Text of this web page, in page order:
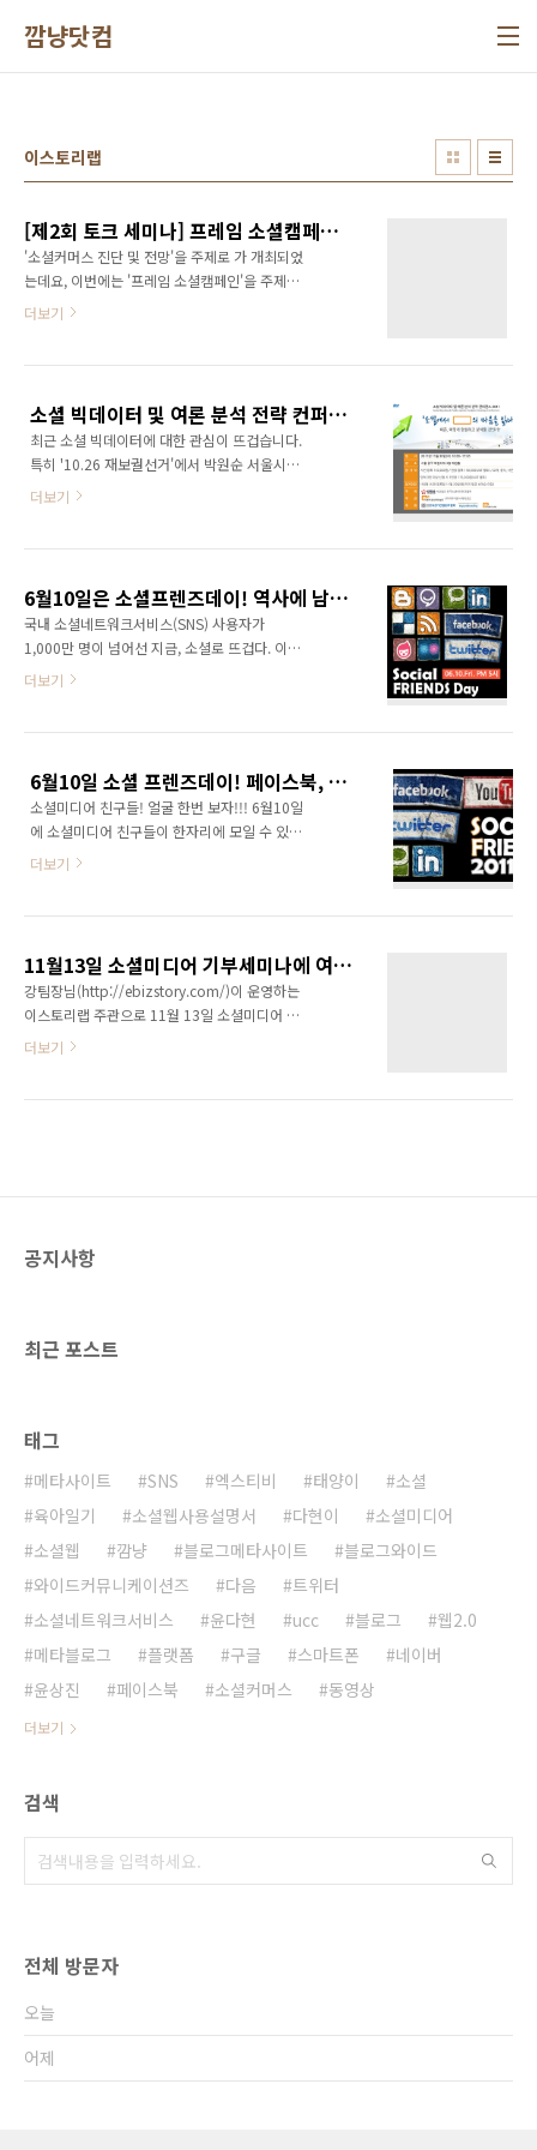
깜냥닷컴
이스토리랩
[제2회 토크 세미나] 프레임 소셜캠페인을 주제로 이벤트풀 이상렬 대표님께서 강연해 주십니다.
'소셜커머스 진단 및 전망'을 주제로 가 개최되었
는데요, 이번에는 '프레임 소셜캠페인'을 주제로
2회 토크 세미나를 진행합니다. 토크 세미나는 2
시는데요, 프레임 소셜캠페인이라는 주제로 이
야기되며 다양한 국,내외 사례를 분석하고 실행
전략에 대한 이야기를 함께 나누게 됩니다. 캠페
인 전략 세미나로써 마케팅과 이벤트기획에 대
토크 세미나 주 제: 프레임 소셜캠페인 강연자:
드커뮤니케이션즈 / 이투커뮤니케이션즈 공동
주최/주관 일 시: 201..
더보기
소셜 빅데이터 및 여론 분석 전략 컨퍼런스에 여러분을 초대합니다.
최근 소셜 빅데이터에 대한 관심이 뜨겁습니다.
특히 '10.26 재보궐선거'에서 박원순 서울시장
이 당선되면서 특히나 소셜에 대한 관심이 고조
자신의 생각을 적극적으로 이야기한 것으로 조
사되었으며 선거 판도에도 큰 영향을 미쳤습니
다. 이는 정치권뿐만 아니라 경제분야에서도 마
찬가지입니다. 소셜 빅데이터를 분석함으로써
하는지 파악할 수 있습니다. 이와같이 지금 이슈
알아볼 수 있는 좋은 컨퍼런스가 있어 소개합니
다. 소셜에서 OOOO의 마음을..
더보기
6월10일은 소셜프렌즈데이! 역사에 남을 소셜친구들의 오프라인 기습 번개
국내 소셜네트워크서비스(SNS) 사용자가
1,000만 명이 넘어선 지금, 소셜로 뜨겁다. 이런
가운데 국내 SNS 사용자들의 오프라인 만남을
이, 요즘뿐 아니라 블로그, 싸이월드, 포스퀘어,
아임인 등 국내에서 서비스되는 모든 SNS와 사
용자들을 아우른다는 점에서 의미가 크다. 소셜
프렌즈데이를 기획한 이스토리랩의 강학주 소장
의를 외쳤던 날을 소셜 친구들의 어울림 마당으
에서만 소통하지 말고 직접 얼굴을 보면서 소통
하..
더보기
6월10일 소셜 프렌즈데이! 페이스북, 트위터, 블로그 친구들 모두모두 모여라!!!
소셜미디어 친구들! 얼굴 한번 보자!!! 6월10일
에 소셜미디어 친구들이 한자리에 모일 수 있는
행사를 개최합니다. 이스토리랩(강팀장)에서 진
은 분들께 행사를 알리고 있습니다. 그리고 저도
행사에 적극 동참합니다. 제 얼굴 보고 싶지 않으
세요? ^^ 이런 행사가 아니면 또 언제 보겠습니
까? ㅎㅎ 행사 자세히보기: http://2u.lc/1YE9
글을 보면 행사의 취지를 이해하실 수 있을 듯 합
더보기
11월13일 소셜미디어 기부세미나에 여러분을 초대합니다.(깜냥 윤상진, 강팀장 강의)
강팀장님(http://ebizstory.com/)이 운영하는
이스토리랩 주관으로 11월 13일 소셜미디어 기
부세미나가 개최됩니다. 고맙게도 저에게 강연
에게 가치있고 유익한 강연이 되도록 열심히 준
께 기념촬영도..
더보기
공지사항
최근 포스트
태그
메타사이트 SNS 엑스티비 태양이
소셜
육아일기
소셜웹사용설명서 다현이
소셜미디어
소셜웹
깜냥 블로그메타사이트
블로그와이드
와이드커뮤니케이션즈
다음
트위터
소셜네트워크서비스
윤다현 ucc 블로그
웹2.0
메타블로그
플랫폼 구글 스마트폰
네이버
윤상진
페이스북 소셜커머스 동영상
더보기
검색
전체 방문자
오늘
어제